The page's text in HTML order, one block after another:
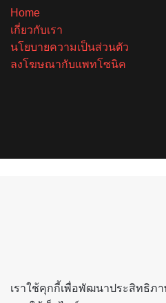
Home
เกี่ยวกับเรา
นโยบายความเป็นส่วนตัว
ลงโฆษณากับแพทโซนิค
เราใช้คุกกี้เพื่อพัฒนาประสิทธิภ